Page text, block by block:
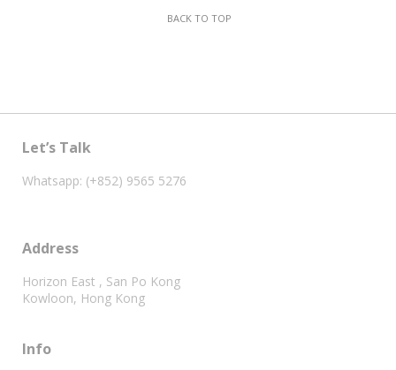
BACK TO TOP
Let’s Talk
Whatsapp: (+852) 9565 5276
Address
Horizon East , San Po Kong
Kowloon, Hong Kong
Info